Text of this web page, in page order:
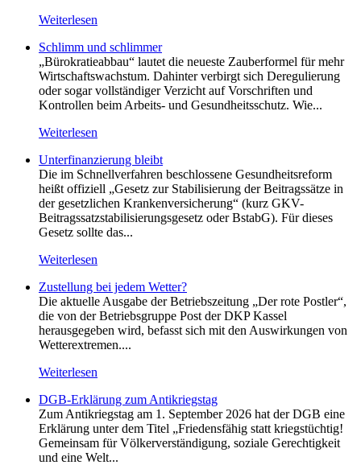
Weiterlesen
Schlimm und schlimmer
„Bürokratieabbau“ lautet die neueste Zauberformel für mehr
Wirtschaftswachstum. Dahinter verbirgt sich Deregulierung
oder sogar vollständiger Verzicht auf Vorschriften und
Kontrollen beim Arbeits- und Gesundheitsschutz. Wie...
Weiterlesen
Unterfinanzierung bleibt
Die im Schnellverfahren beschlossene Gesundheitsreform
heißt offiziell „Gesetz zur Stabilisierung der Beitragssätze in
der gesetzlichen Krankenversicherung“ (kurz GKV-
Beitragssatzstabilisierungsgesetz oder BstabG). Für dieses
Gesetz sollte das...
Weiterlesen
Zustellung bei jedem Wetter?
Die aktuelle Ausgabe der Betriebszeitung „Der rote Postler“,
die von der Betriebsgruppe Post der DKP Kassel
herausgegeben wird, befasst sich mit den Auswirkungen von
Wetterextremen....
Weiterlesen
DGB-Erklärung zum Antikriegstag
Zum Antikriegstag am 1. September 2026 hat der DGB eine
Erklärung unter dem Titel „Friedensfähig statt kriegstüchtig!
Gemeinsam für Völkerverständigung, soziale Gerechtigkeit
und eine Welt...